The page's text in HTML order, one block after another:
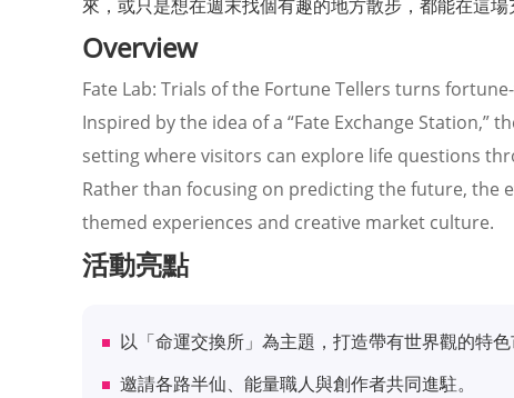
來，或只是想在週末找個有趣的地方散步，都能在這
Overview
Fate Lab: Trials of the Fortune Tellers turns
Inspired by the idea of a “Fate Exchange
setting where visitors can explore life questions
Rather than focusing on predicting the future, the
themed experiences and creative market culture.
活動亮點
以「命運交換所」為主題，打造帶有世界觀的特色
邀請各路半仙、能量職人與創作者共同進駐。